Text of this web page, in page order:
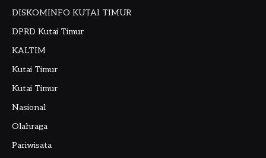
DISKOMINFO KUTAI TIMUR
DPRD Kutai Timur
KALTIM
Kutai Timur
Kutai Timur
Nasional
Olahraga
Pariwisata